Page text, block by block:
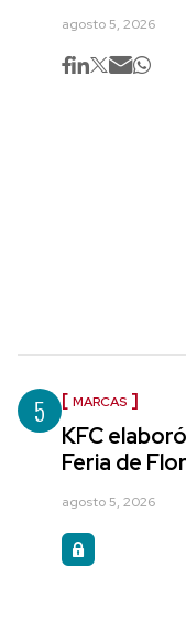
agosto 5, 2026
5 MARCAS
KFC
Feria de
agosto 5, 2026